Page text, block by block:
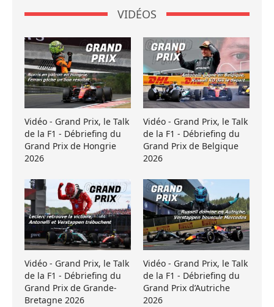
VIDÉOS
Vidéo - Grand Prix, le Talk
de la F1 - Débriefing du
Grand Prix de Hongrie
2026
Vidéo - Grand Prix, le Talk
de la F1 - Débriefing du
Grand Prix de Belgique
2026
Vidéo - Grand Prix, le Talk
de la F1 - Débriefing du
Grand Prix de Grande-
Bretagne 2026
Vidéo - Grand Prix, le Talk
de la F1 - Débriefing du
Grand Prix d’Autriche
2026